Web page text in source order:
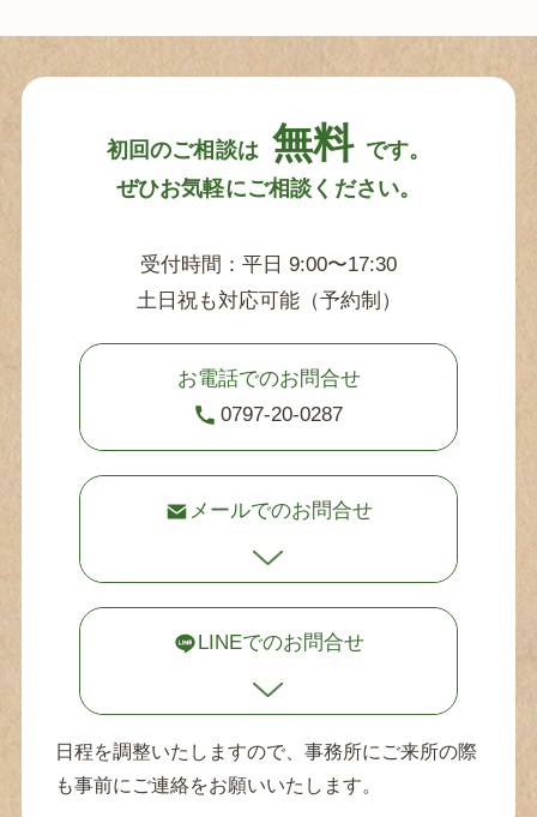
初回のご相談は 無料 です。
ぜひお気軽にご相談ください。
受付時間：平日 9:00〜17:30
土日祝も対応可能（予約制）
お電話でのお問合せ
0797-20-0287
メールでのお問合せ
LINEでのお問合せ
日程を調整いたしますので、事務所にご来所の際
も事前にご連絡をお願いいたします。